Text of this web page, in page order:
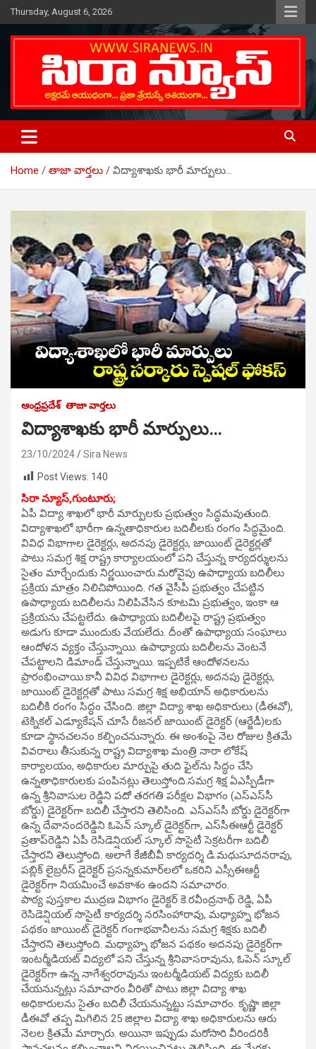
Skip
to
content
Thursday, August 6, 2026
SIRA NEWS
Telugu Online News Daily
Home తాజా వార్తలు విద్యాశాఖకు భారీ మార్పులు…
ఆంధ్రప్రదేశ్ తాజా వార్తలు
విద్యాశాఖకు భారీ మార్పులు…
23/10/2024
Sira News
Post Views: 140
సిరా న్యూస్,గుంటూరు;
ఏపీ విద్యా శాఖలో భారీ మార్పులకు ప్రభుత్వం సిద్ధమ‌వుతుంది.
విద్యాశాఖ‌లో భారీగా ఉన్నతాధికారుల బ‌దిలీల‌కు రంగం సిద్ధమైంది.
వివిధ విభాగాల డైరెక్టర్లు, అద‌న‌పు డైరెక్టర్లు, జాయింట్ డైరెక్టర్లతో
పాటు స‌మ‌గ్ర శిక్ష రాష్ట్ర కార్యాల‌యంలో ప‌ని చేస్తున్న కార్యద‌ర్శుల‌ను
సైతం మార్చేందుకు నిర్ణయించారు.మ‌రోవైపు ఉపాధ్యాయ బ‌దిలీలు
ప్రక్రియ మాత్రం నిలిచిపోయింది. గ‌త వైసీపీ ప్రభుత్వం చేప‌ట్టిన
ఉపాధ్యాయ బ‌దిలీల‌ను నిలిపివేసిన కూట‌మి ప్రభుత్వం, ఇంకా ఆ
ప్రక్రియ‌ను చేప‌ట్టలేదు. ఉపాధ్యాయ బ‌దిలీల‌పై రాష్ట్ర ప్రభుత్వం
అడుగు కూడా ముందుకు వేయ‌లేదు. దీంతో ఉపాధ్యాయ సంఘాలు
ఆందోళ‌న వ్యక్తం చేస్తున్నాయి. ఉపాధ్యాయ బ‌దిలీలను వెంట‌నే
చేప‌ట్టాల‌ని డిమాండ్ చేస్తున్నాయి. ఇప్పటికే ఆందోళ‌న‌లను
ప్రారంభించాయి.కానీ వివిధ విభాగాల డైరెక్టర్లు, అద‌న‌పు డైరెక్టర్లు,
జాయింట్ డైరెక్టర్లతో పాటు స‌మ‌గ్ర శిక్ష అభియాన్ అధికారుల‌ను
బ‌దిలీకి రంగం సిద్ధం చేసింది. జిల్లా విద్యా శాఖ అధికారులు (డీఈవో),
టెక్నిక‌ల్ ఎడ్యూకేష‌న్ చూసే రీజ‌న‌ల్ జాయింట్ డైరెక్టర్ (ఆర్జేడీ)లకు
కూడా స్థాన‌చ‌ల‌నం క‌ల్పించ‌నున్నారు. ఈ అంశంపై నెల రోజుల క్రిత‌మే
వివ‌రాలు తీసుకున్న రాష్ట్ర విద్యాశాఖ మంత్రి నారా లోకేష్
కార్యాల‌యం, అధికారుల మార్పుపై తుది ఫైల్‌ను సిద్ధం చేసి
ఉన్నతాధికారుల‌కు పంపిన‌ట్లు తెలుస్తోంది.స‌మ‌గ్ర శిక్ష ఏఎస్పీడీగా
ఉన్న శ్రీ‌నివాసుల రెడ్డిని ప‌దో త‌ర‌గ‌తి ప‌రీక్షల విభాగం (ఎస్ఎస్‌సీ
బోర్డు) డైరెక్టర్‌గా బ‌దిలీ చేస్తార‌ని తెలిసింది. ఎస్ఎస్‌సీ బోర్డు డైరెక్టర్‌గా
ఉన్న దేవానంద‌రెడ్డిని ఓపెన్ స్కూల్ డైరెక్టర్‌గా, ఎస్‌సీఈఆర్టీ డైరెక్టర్
ప్రతాప్‌రెడ్డిని ఏపీ రెసిడెన్షియ‌ల్ స్కూల్ సొసైటీ సెక్రట‌రీగా బ‌దిలీ
చేస్తార‌ని తెలుస్తోంది. అలాగే కేజీబీవీ కార్యద‌ర్శి డి.మ‌ధుసూద‌న‌రావు,
ప‌బ్లిక్ లైబ్రరీస్ డైరెక్టర్ ప్రస‌న్నకుమార్‌ల‌లో ఒక‌రిని ఎస్సీఈఆర్టీ
డైరెక్టర్‌గా నియ‌మించే అవ‌కాశం ఉంద‌ని స‌మాచారం.
పాఠ్య పుస్తకాల ముద్రణ విభాగం డైరెక్టర్ కె.ర‌వీంద్రనాథ్ రెడ్డి, ఏపీ
రెసిడెన్షియ‌ల్ సొసైటీ కార్యద‌ర్శి న‌ర‌సింహారావు, మ‌ధ్యాహ్న భోజ‌న
ప‌థ‌కం జాయింట్ డైరెక్టర్ గంగాభ‌వానీల‌ను స‌మ‌గ్ర శిక్షకు బ‌దిలీ
చేస్తార‌ని తెలుస్తోంది. మ‌ధ్యాహ్న భోజ‌న ప‌థ‌కం అద‌న‌పు డైరెక్టర్‌గా
ఇంట‌ర్మీడియ‌ట్ విద్యలో ప‌ని చేస్తున్న శ్రీనివాస‌రావును, ఓపెన్ స్కూల్
డైరెక్టర్‌గా ఉన్న నాగేశ్వర‌రావును ఇంట‌ర్మీడియ‌ట్ విద్యకు బ‌దిలీ
చేయ‌నున్నట్లు స‌మాచారం.వీరితో పాటు జిల్లా విద్యా శాఖ
అధికారుల‌ను సైతం బ‌దిలీ చేయ‌నున్నట్టు స‌మాచారం. కృష్ణా జిల్లా
డీఈవో త‌ప్ప మిగిలిన 25 జిల్లాల విద్యా శాఖ అధికారుల‌ను ఆరు
నెల‌ల క్రిత‌మే మార్చారు. అయినా ఇప్పుడు మ‌రోసారి వీరింద‌రికీ